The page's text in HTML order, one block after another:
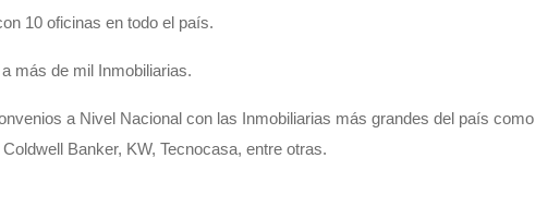
10 oficinas en todo el país.
más de mil Inmobiliarias.
a Nivel Nacional con las Inmobiliarias más grandes del país como
Banker, KW, Tecnocasa, entre otras.